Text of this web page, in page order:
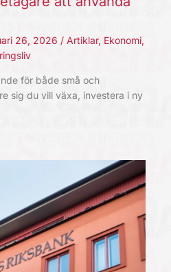
26, 2026 / Artiklar, Ekonomi,
för både små och
sig du vill växa, investera i ny